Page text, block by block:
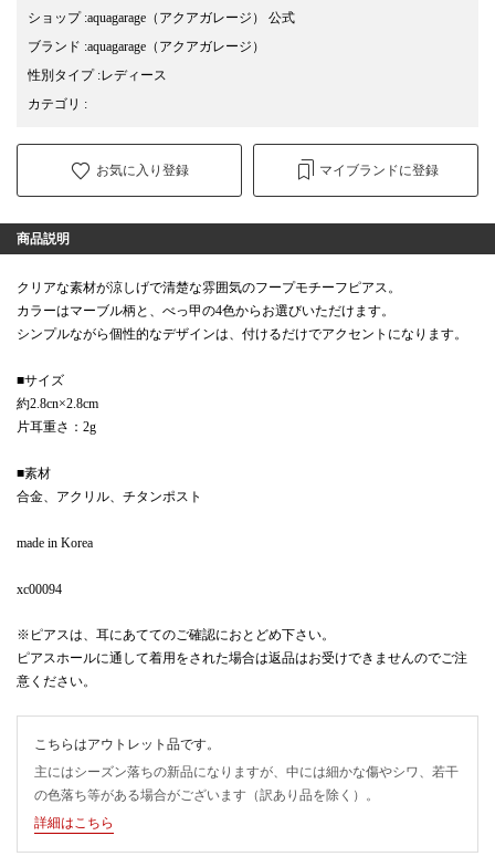
ショップ:aquagarage（アクアガレージ） 公式
ブランド :aquagarage （アクアガレージ）
性別タイプ:レディース
カテゴリ :
お気に入り登録 マイブランドに登録
商品説明
クリアな素材が涼しげで清楚な雰囲気のフープモチーフピアス。
カラーはマーブル柄と、べっ甲の4色からお選びいただけます。
シンプルながら個性的なデザインは、付けるだけでアクセントになります。
■サイズ
約2.8cn×2.8cm
片耳重さ：2g
■素材
合金、アクリル、チタンポスト
made in Korea
xc00094
※ピアスは、耳にあててのご確認におとどめ下さい。
ピアスホールに通して着用をされた場合は返品はお受けできませんのでご注
意ください。
こちらはアウトレット品です。
主にはシーズン落ちの新品になりますが、中には細かな傷やシワ、若干
の色落ち等がある場合がございます（訳あり品を除く）。
詳細はこちら